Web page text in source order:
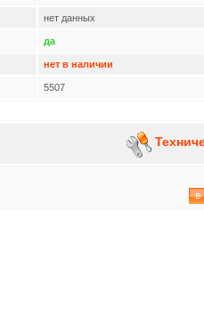
нет данных
да
нет в наличии
5507